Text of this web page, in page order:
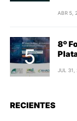
ABR 5,
8º
JUL 31,
RECIENTES